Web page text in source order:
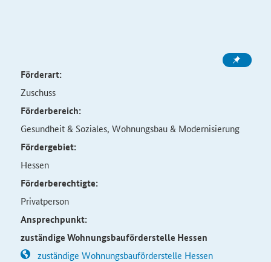
Förderart:
Zuschuss
Förderbereich:
Gesundheit & Soziales, Wohnungsbau & Modernisierung
Fördergebiet:
Hessen
Förderberechtigte:
Privatperson
Ansprechpunkt:
zuständige Wohnungsbauförderstelle Hessen
zuständige Wohnungsbauförderstelle Hessen